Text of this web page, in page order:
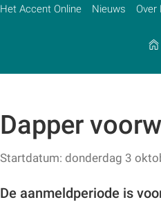
Het Accent Online Nieuws Over
Dapper
Startdatum: donderdag 3
De aanmeldperiode is
Zoek:
Zoeken